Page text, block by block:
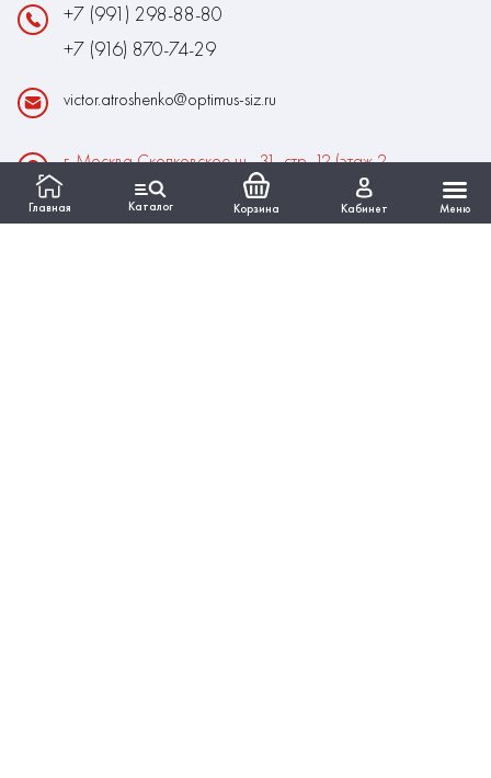
Главная Каталог Корзина Кабинет Меню
+7 (991) 298-88-80
+7 (916) 870-74-29
victor.atroshenko@optimus-siz.ru
г. Москва Сколковское ш., 31, стр. 12 (этаж 2,
помещение 22)
Время работы: